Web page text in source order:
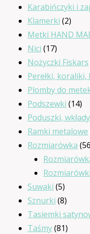
Karabińczyki i
Klamerki 22
Metki HAND
Nici 1717
Nożyczki Fiskars
Perełki, koraliki,
Plomby do
Podszewki 1414
Poduszki,
Ramki metalowe
Rozmiarówka 56
Suwaki 55
Sznurki 88
Tasiemki
Taśmy 8181